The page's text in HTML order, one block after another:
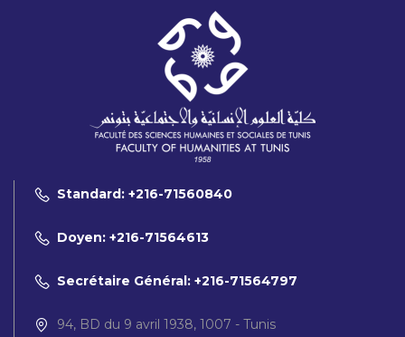
Standard: +216-71560840
Doyen: +216-71564613
Secrétaire Général: +216-71564797
94, BD du 9 avril 1938, 1007 - Tunis